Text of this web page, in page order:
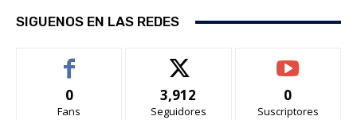
SIGUENOS EN LAS REDES
0
Fans
3,912
Seguidores
0
Suscriptores